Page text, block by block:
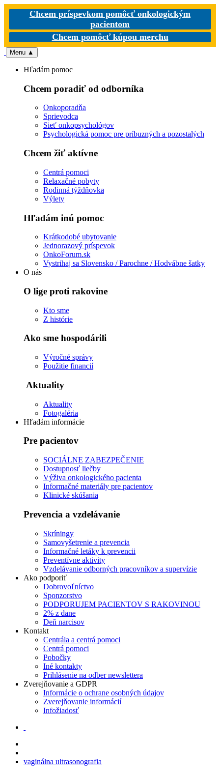
Chcem príspevkom pomôcť onkologickým
pacientom
Chcem pomôcť kúpou merchu
Menu ▲
Hľadám pomoc
Chcem poradiť od odborníka
Onkoporadňa
Sprievodca
Sieť onkopsychológov
Psychologická pomoc pre príbuzných a pozostalých
Chcem žiť aktívne
Centrá pomoci
Relaxačné pobyty
Rodinná týždňovka
Výlety
Hľadám inú pomoc
Krátkodobé ubytovanie
Jednorazový príspevok
OnkoForum.sk
Vystrihaj sa Slovensko / Parochne / Hodvábne šatky
O nás
O lige proti rakovine
Kto sme
Z histórie
Ako sme hospodárili
Výročné správy
Použitie financií
Aktuality
Aktuality
Fotogaléria
Hľadám informácie
Pre pacientov
SOCIÁLNE ZABEZPEČENIE
Dostupnosť liečby
Výživa onkologického pacienta
Informačné materiály pre pacientov
Klinické skúšania
Prevencia a vzdelávanie
Skríningy
Samovyšetrenie a prevencia
Informačné letáky k prevencii
Preventívne aktivity
Vzdelávanie odborných pracovníkov a supervízie
Ako podporiť
Dobrovoľníctvo
Sponzorstvo
PODPORUJEM PACIENTOV S RAKOVINOU
2% z dane
Deň narcisov
Kontakt
Centrála a centrá pomoci
Centrá pomoci
Pobočky
Iné kontakty
Prihlásenie na odber newslettera
Zverejňovanie a GDPR
Informácie o ochrane osobných údajov
Zverejňovanie informácií
Infožiadosť
vaginálna ultrasonografia